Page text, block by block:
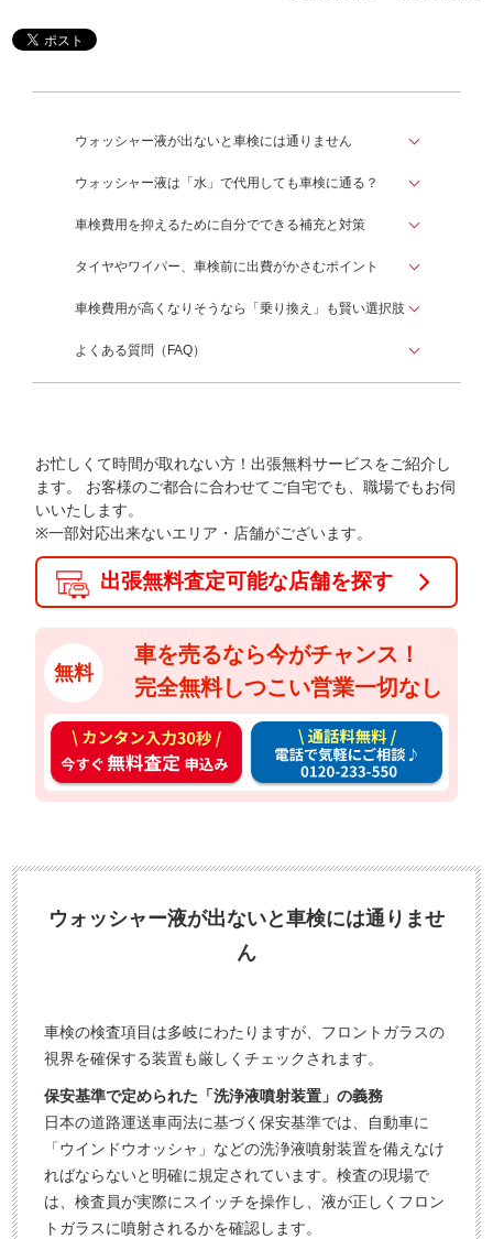
ウォッシャー液が出ないと車検には通りません
ウォッシャー液は「水」で代用しても車検に通る？
車検費用を抑えるために自分でできる補充と対策
タイヤやワイパー、車検前に出費がかさむポイント
車検費用が高くなりそうなら「乗り換え」も賢い選択肢
よくある質問（FAQ）
お忙しくて時間が取れない方！出張無料サービスをご紹介し
ます。
お客様のご都合に合わせてご自宅でも、職場でもお伺
いいたします。
※一部対応出来ないエリア・店舗がございます。
出張無料査定可能な店舗を探す
無料
車を売るなら今がチャンス！
完全無料しつこい営業一切なし
カ
ン
タ
力
3
0
す
ぐ
料
査
定
申
込
通
料
お
で
に
相
談
ウォッシャー液が出ないと車検には通りませ
ん
車検の検査項目は多岐にわたりますが、フロントガラスの
視界を確保する装置も厳しくチェックされます。
保安基準で定められた「洗浄液噴射装置」の義務
日本の道路運送車両法に基づく保安基準では、自動車に
「ウインドウオッシャ」などの洗浄液噴射装置を備えなけ
ればならないと明確に規定されています。検査の現場で
は、検査員が実際にスイッチを操作し、液が正しくフロン
トガラスに噴射されるかを確認します。